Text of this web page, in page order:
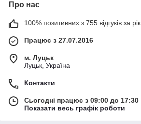
Про нас
100% позитивних з 755 відгуків за рік
Працює з 27.07.2016
м. Луцьк
Луцьк, Україна
Контакти
Сьогодні працює з 09:00 до 17:30
Показати весь графік роботи